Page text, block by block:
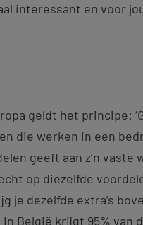
interessant en voor
geldt het principe:
die werken in een
geeft aan z’n vaste
op diezelfde
je dezelfde extra’s
België krijgt 95% van